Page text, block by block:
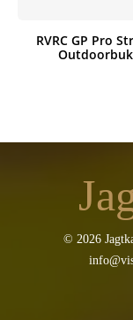
RVRC GP Pro
© 2026